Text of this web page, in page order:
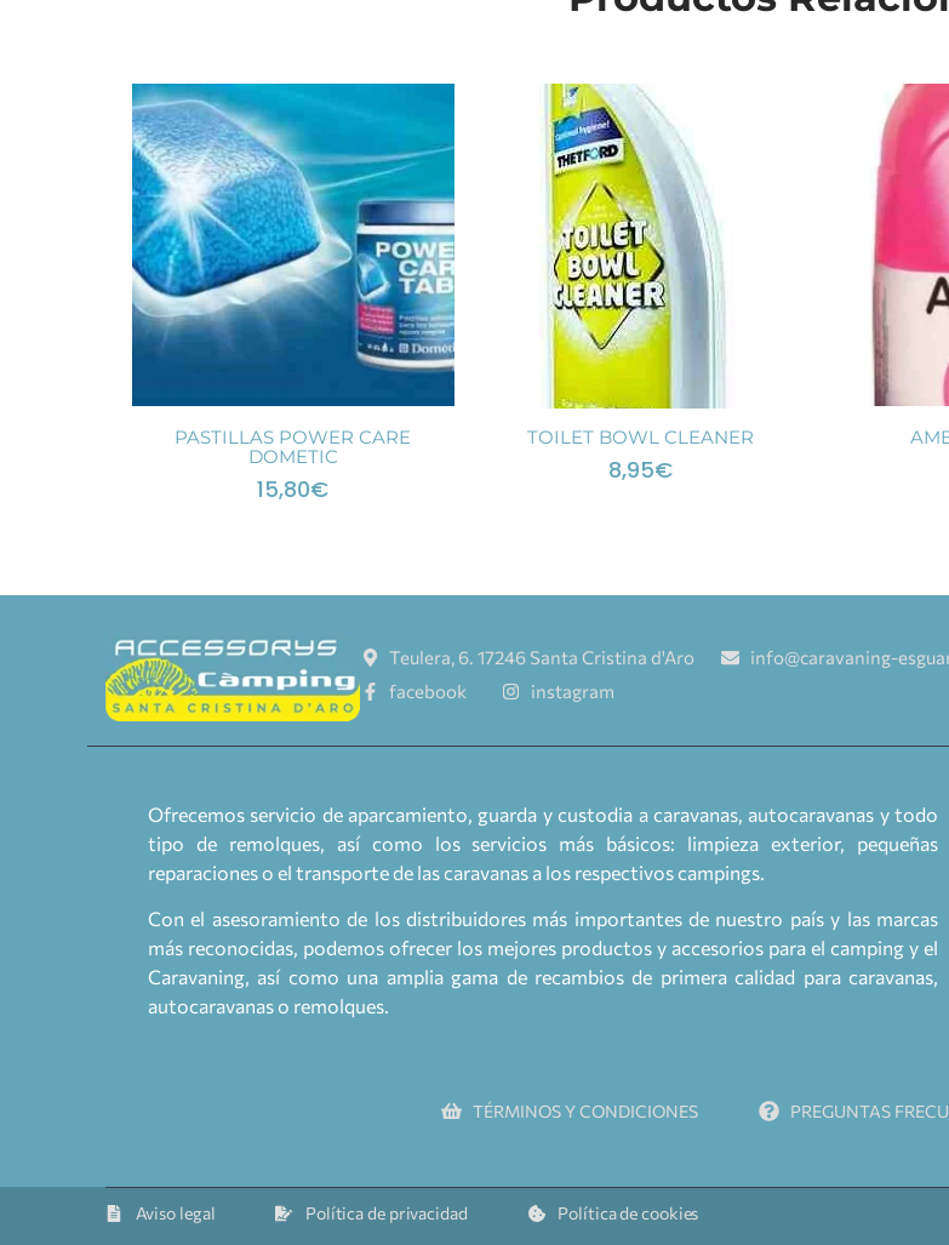
PASTILLAS POWER CARE
DOMETIC
15,80€
TOILET BOWL CLEANER
8,95€
Teulera, 6. 17246 Santa Cristina d'Aro info@caravaning-
facebook
instagram
Ofrecemos servicio de aparcamiento, guarda y custodia a caravanas, autocaravanas y todo
tipo de remolques, así como los servicios más básicos: limpieza exterior, pequeñas
reparaciones o el transporte de las caravanas a los respectivos campings.
Con el asesoramiento de los distribuidores más importantes de nuestro país y las marcas
más reconocidas, podemos ofrecer los mejores productos y accesorios para el camping y el
Caravaning, así como una amplia gama de recambios de primera calidad para caravanas,
autocaravanas o remolques.
TÉRMINOS Y CONDICIONES PREGUNTAS
Aviso legal Política de privacidad Política de cookies